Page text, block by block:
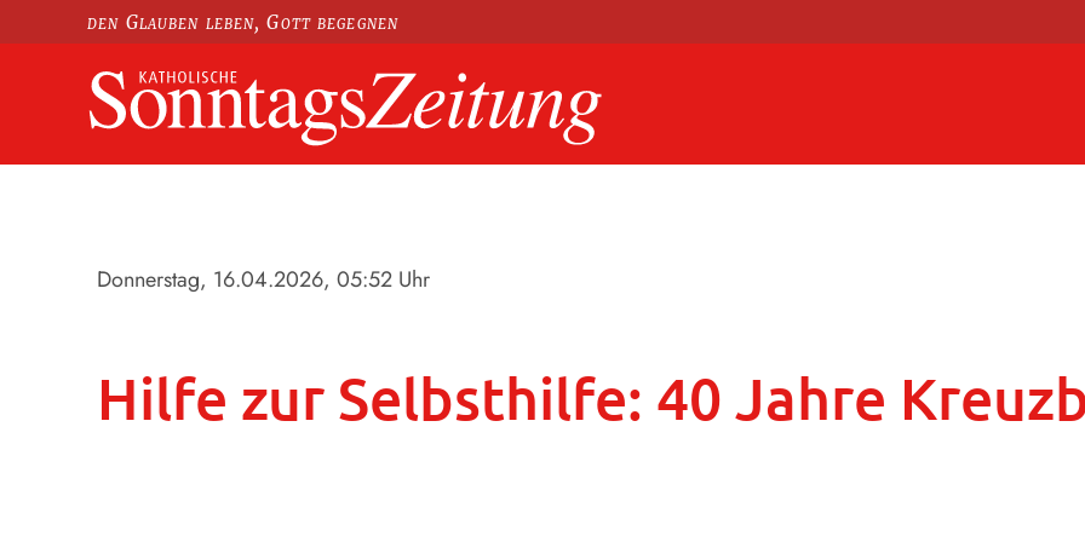
den Glauben leben, Gott begegnen
Donnerstag, 16.04.2026, 05:52 Uhr
Hilfe zur Selbsthilfe: 40 Jahre